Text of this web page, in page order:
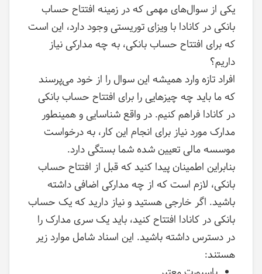
یکی از سوال‌های مهمی که در زمینه افتتاح حساب
بانکی در کانادا با ویزای توریستی وجود دارد، این است
که برای افتتاح حساب بانکی، به چه مدارکی نیاز
داریم؟
افراد تازه وارد همیشه این سوال را از خود می‌پرسند
که ما باید چه چیزهایی را برای افتتاح حساب بانکی
در کانادا فراهم کنیم. در واقع شناسایی و همینطور
مدارک مورد نیاز برای انجام این کار، به درخواست
موسسه مالی تعیین شده شما بستگی دارد.
بنابراین اطمینان پیدا کنید که قبل از افتتاح حساب
بانکی، لازم است که از چه مدارکی اضافی داشته
باشید. اگر خارجی هستید و نیاز دارید که یک حساب
بانکی در کانادا افتتاح کنید، باید یک سری مدارک را
در دسترس داشته باشید. این اسناد شامل موارد زیر
هستند: